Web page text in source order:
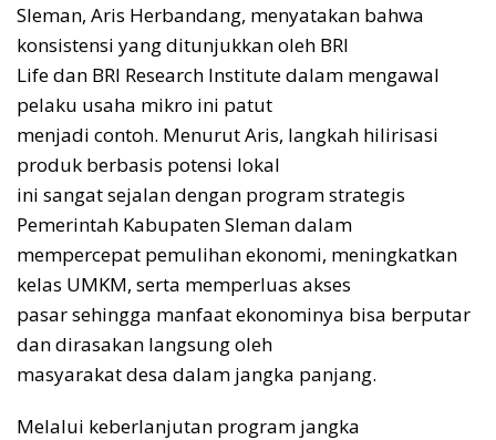
Sleman, Aris Herbandang, menyatakan bahwa
konsistensi yang ditunjukkan oleh BRI
Life dan BRI Research Institute dalam mengawal
pelaku usaha mikro ini patut
menjadi contoh. Menurut Aris, langkah hilirisasi
produk berbasis potensi lokal
ini sangat sejalan dengan program strategis
Pemerintah Kabupaten Sleman dalam
mempercepat pemulihan ekonomi, meningkatkan
kelas UMKM, serta memperluas akses
pasar sehingga manfaat ekonominya bisa berputar
dan dirasakan langsung oleh
masyarakat desa dalam jangka panjang.
Melalui keberlanjutan program jangka